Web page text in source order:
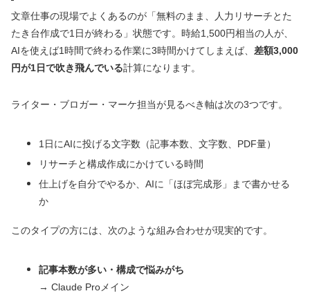
文章仕事の現場でよくあるのが「無料のまま、人力リサーチとた
たき台作成で1日が終わる」状態です。時給1,500円相当の人が、
AIを使えば1時間で終わる作業に3時間かけてしまえば、 差額3,000
円が1日で吹き飛んでいる計算になります。
ライター・ブロガー・マーケ担当が見るべき軸は次の3つです。
1日にAIに投げる文字数（記事本数、文字数、PDF量）
リサーチと構成作成にかけている時間
仕上げを自分でやるか、AIに「ほぼ完成形」まで書かせる
か
このタイプの方には、次のような組み合わせが現実的です。
記事本数が多い・構成で悩みがち
→ Claude Proメイン